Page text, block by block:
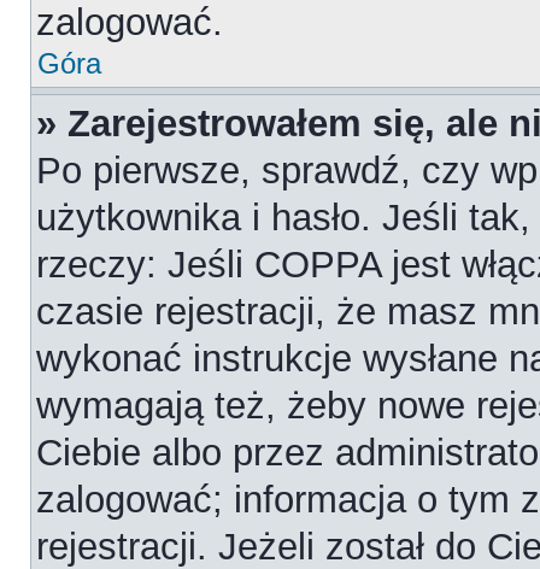
zalogować.
Góra
» Zarejestrowałem się, ale
Po pierwsze, sprawdź, czy
użytkownika i hasło. Jeśli
rzeczy: Jeśli COPPA jest
czasie rejestracji, że masz
wykonać instrukcje wysłane
wymagają też, żeby nowe
Ciebie albo przez
zalogować; informacja o tym
rejestracji. Jeżeli został do